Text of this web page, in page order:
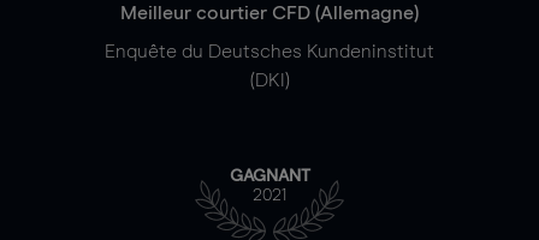
Meilleur courtier CFD (Allemagne)
Enquête du Deutsches Kundeninstitut
(DKI)
GAGNANT
2021